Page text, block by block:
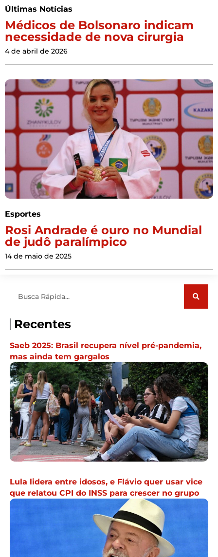
Últimas Notícias
Médicos de Bolsonaro indicam
necessidade de nova cirurgia
4 de abril de 2026
Esportes
Rosi Andrade é ouro no Mundial
de judô paralímpico
14 de maio de 2025
Recentes
Saeb 2025: Brasil recupera nível pré-pandemia,
mas ainda tem gargalos
Lula lidera entre idosos, e Flávio quer usar vice
que relatou CPI do INSS para crescer no grupo